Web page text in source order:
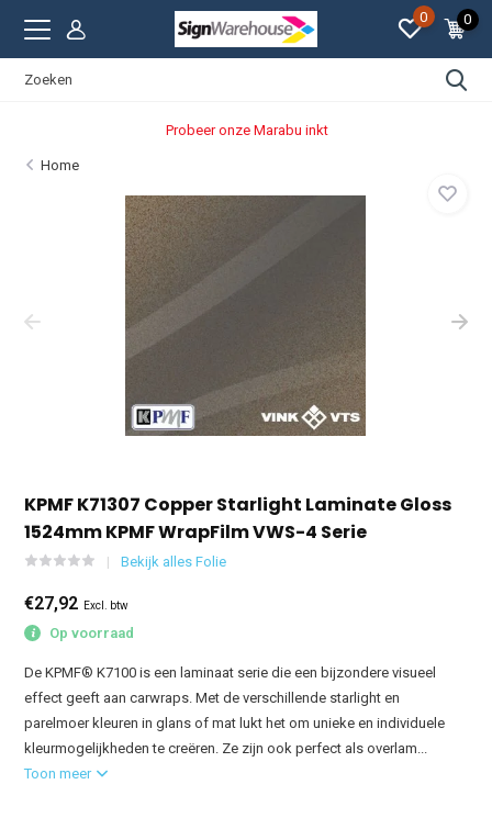
0 0
Probeer onze Marabu inkt
Home
KPMF K71307 Copper Starlight Laminate Gloss
1524mm KPMF WrapFilm VWS-4 Serie
Bekijk alles Folie
€27,92 Excl. btw
Op voorraad
De KPMF® K7100 is een laminaat serie die een bijzondere visueel
effect geeft aan carwraps. Met de verschillende starlight en
parelmoer kleuren in glans of mat lukt het om unieke en individuele
kleurmogelijkheden te creëren. Ze zijn ook perfect als overlam...
Toon meer